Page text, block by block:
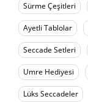
Sürme Çeşitleri
Ayetli Tablolar
Seccade Setleri
Umre Hediyesi
Lüks Seccadeler